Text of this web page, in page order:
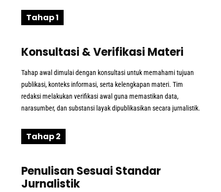
Tahap 1
Konsultasi & Verifikasi Materi
Tahap awal dimulai dengan konsultasi untuk memahami tujuan
publikasi, konteks informasi, serta kelengkapan materi. Tim
redaksi melakukan verifikasi awal guna memastikan data,
narasumber, dan substansi layak dipublikasikan secara jurnalistik.
Tahap 2
Penulisan Sesuai Standar
Jurnalistik